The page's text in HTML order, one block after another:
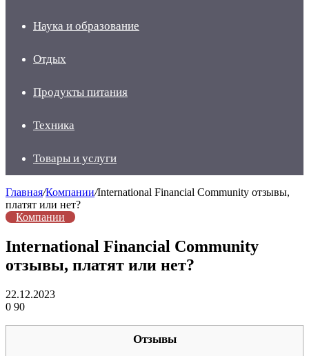
Наука и образование
Отдых
Продукты питания
Техника
Товары и услуги
Главная/Компании/International Financial Community отзывы,
платят или нет?
Компании
International Financial Community
отзывы, платят или нет?
22.12.2023
0 90
Отзывы